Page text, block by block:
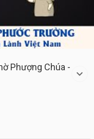
Phượng Chúa -